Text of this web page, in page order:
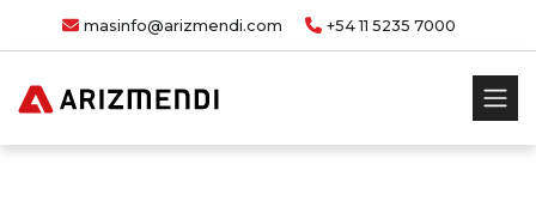
masinfo@arizmendi.com +54 11 5235 7000